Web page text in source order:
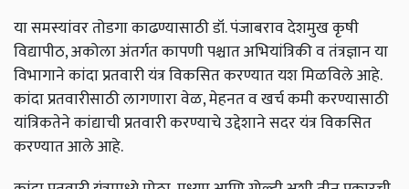
या समस्यांवर तोडगा काढण्यासाठी डॉ. पंजाबराव देशमुख कृषी
विद्यापीठ, अकोला अंतर्गत कापणी पश्चात अभियांत्रिकी व तंत्रज्ञान या
विभागाने कांदा प्रतवारी यंत्र विकसित करण्यात यश मिळविले आहे.
कांदा प्रतवारीसाठी लागणारा वेळ, मेहनत व खर्च कमी करण्यासाठी
यांत्रिकतेने कांद्याची प्रतवारी करण्याचे उद्देशाने सदर यंत्र विकसित
करण्यात आले आहे.